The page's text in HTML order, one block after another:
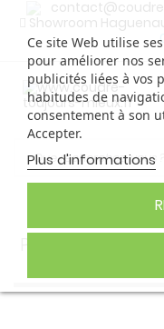
Showroom
Ce site Web utilise
pour améliorer nos
publicités liées à vos
habitudes de
consentement à son
Accepter.
Plus d'informations
PIEDS POUR